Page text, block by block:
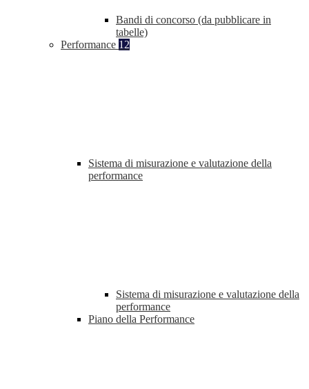
Bandi di concorso (da pubblicare in
tabelle)
Performance 12
Sistema di misurazione e valutazione della
performance
Sistema di misurazione e valutazione della
performance
Piano della Performance